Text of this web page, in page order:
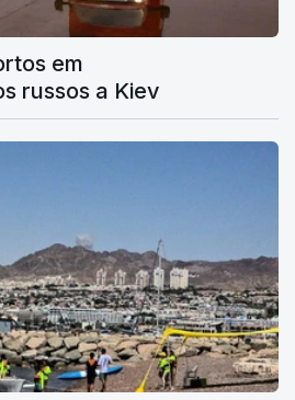
em
russos a Kiev